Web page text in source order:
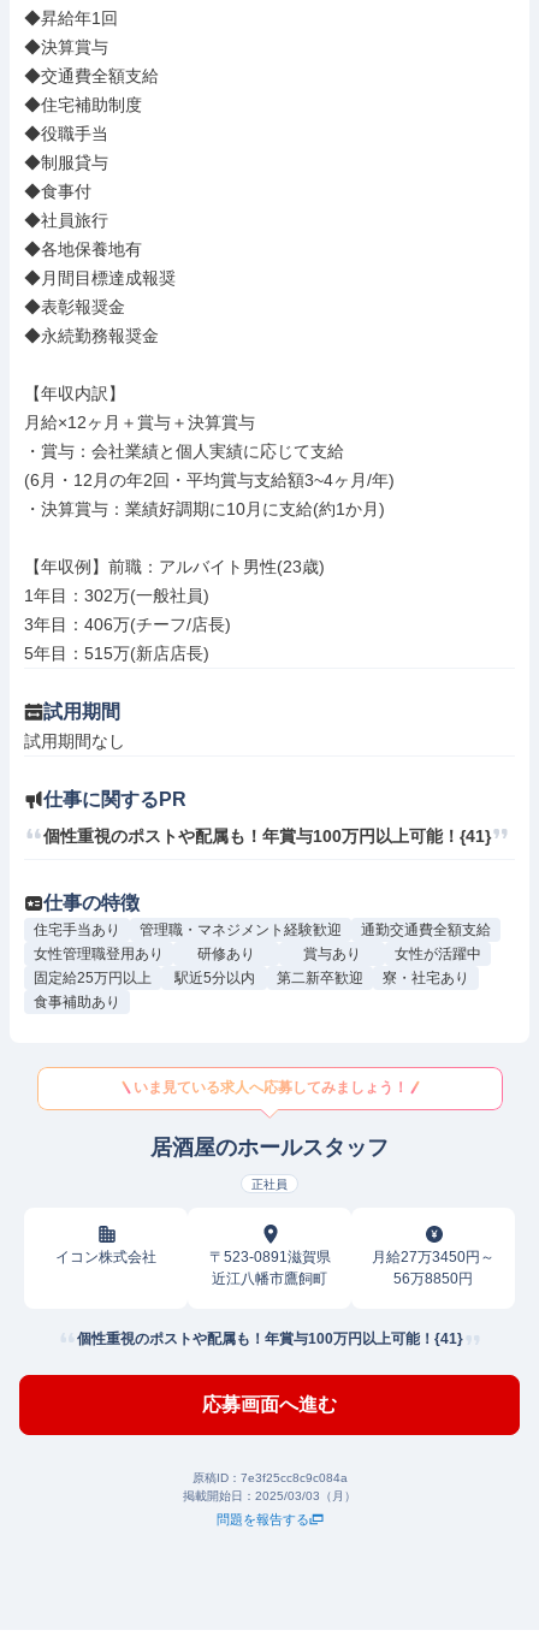
◆昇給年1回
◆決算賞与
◆交通費全額支給
◆住宅補助制度
◆役職手当
◆制服貸与
◆食事付
◆社員旅行
◆各地保養地有
◆月間目標達成報奨
◆表彰報奨金
◆永続勤務報奨金
【年収内訳】
月給×12ヶ月＋賞与＋決算賞与
・賞与：会社業績と個人実績に応じて支給
(6月・12月の年2回・平均賞与支給額3~4ヶ月/年)
・決算賞与：業績好調期に10月に支給(約1か月)
【年収例】前職：アルバイト男性(23歳)
1年目：302万(一般社員)
3年目：406万(チーフ/店長)
5年目：515万(新店店長)
試用期間
試用期間なし
仕事に関するPR
個性重視のポストや配属も！年賞与100万円以上可能！{41}
仕事の特徴
住宅手当あり 管理職・マネジメント経験歓迎
通勤交通費全額支給
女性管理職登用あり
研修あり 賞与あり
女性が活躍中
固定給25万円以上
駅近5分以内 第二新卒歓迎
寮・社宅あり
食事補助あり
いま見ている求人へ応募してみましょう！
居酒屋のホールスタッフ
正社員
イコン株式会社
〒523-0891滋賀県
近江八幡市鷹飼町
月給27万3450円～
56万8850円
個性重視のポストや配属も！年賞与100万円以上可能！{41}
応募画面へ進む
原稿ID： 7e3f25cc8c9c084a
掲載開始日： 2025/03/03（月）
問題を報告する